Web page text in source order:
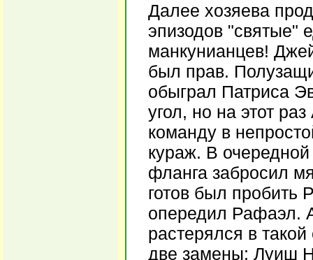
Далее хозяева
эпизодов "святые"
манкунианцев!
был прав.
обыграл Патриса
угол, но на этот
команду в
кураж. В очередной
фланга забросил
готов был пробить
опередил Рафаэл.
растерялся в
две замены: Луиш